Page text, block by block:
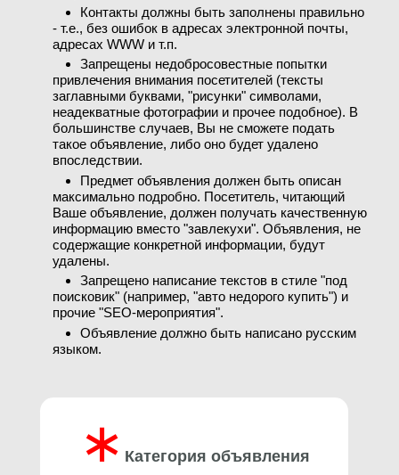
Контакты должны быть заполнены правильно
- т.е., без ошибок в адресах электронной почты,
адресах WWW и т.п.
Запрещены недобросовестные попытки
привлечения внимания посетителей (тексты
заглавными буквами, "рисунки" символами,
неадекватные фотографии и прочее подобное). В
большинстве случаев, Вы не сможете подать
такое объявление, либо оно будет удалено
впоследствии.
Предмет объявления должен быть описан
максимально подробно. Посетитель, читающий
Ваше объявление, должен получать качественную
информацию вместо "завлекухи". Объявления, не
содержащие конкретной информации, будут
удалены.
Запрещено написание текстов в стиле "под
поисковик" (например, "авто недорого купить") и
прочие "SEO-мероприятия".
Объявление должно быть написано русским
языком.
∗ Категория объявления